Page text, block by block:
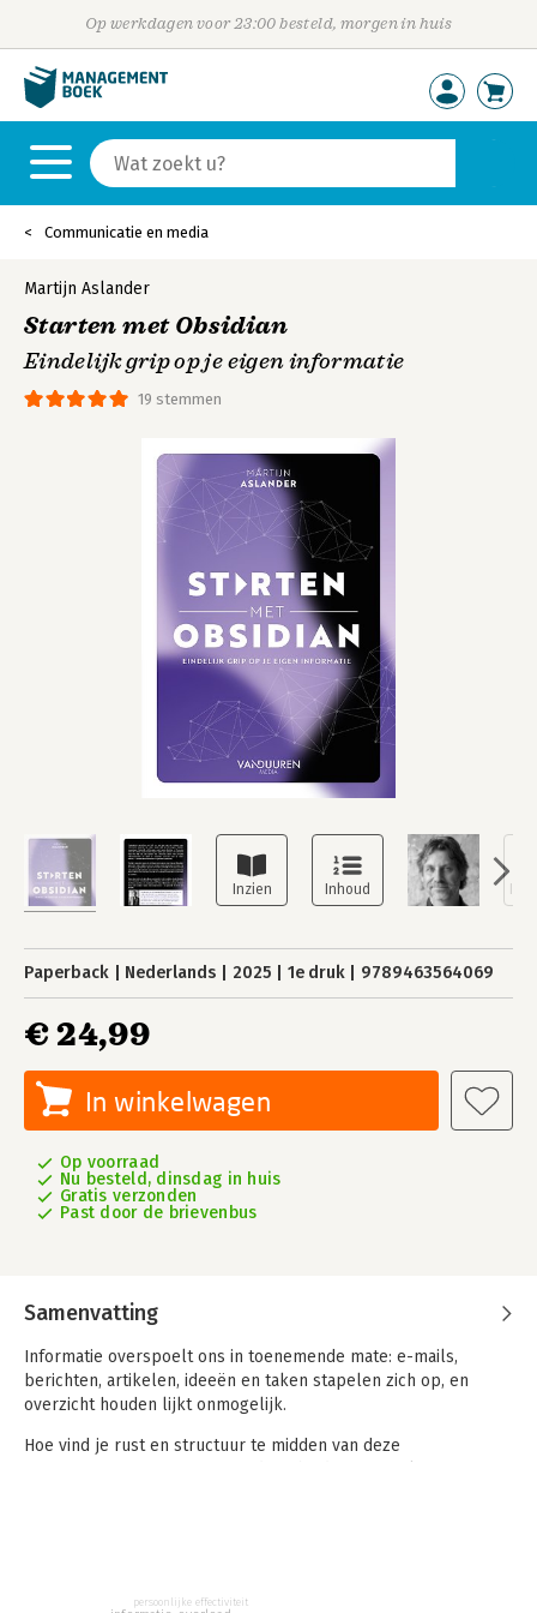
Op werkdagen voor 23:00 besteld, morgen in huis
Communicatie en media
19 stemmen
Martijn Aslander
Starten met Obsidian
Eindelijk grip op je eigen informatie
Paperback Nederlands 2025 1e druk 9789463564069
€ 24,99
In winkelwagen
Op voorraad
Nu besteld, dinsdag in huis
Gratis verzonden
Past door de brievenbus
Samenvatting
Informatie overspoelt ons in toenemende mate: e-mails,
berichten, artikelen, ideeën en taken stapelen zich op, en
overzicht houden lijkt onmogelijk.
Hoe vind je rust en structuur te midden van deze
persoonlijke effectiviteit